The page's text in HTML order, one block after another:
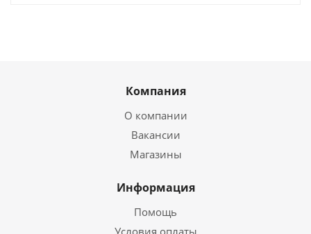
Компания
О компании
Вакансии
Магазины
Информация
Помощь
Условия оплаты